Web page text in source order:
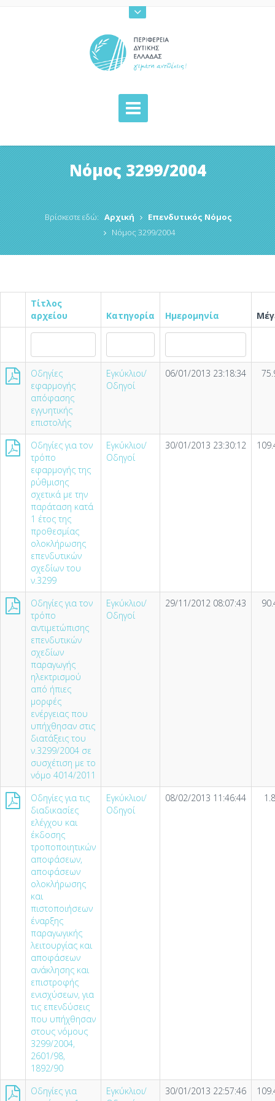
Νόμος 3299/2004
Βρίσκεστε εδώ: Αρχική
Επενδυτικός Νόμος
Νόμος 3299/2004
Τίτλος
αρχείου
Κατηγορία Ημερομηνία
Οδηγίες
εφαρμογής
απόφασης
εγγυητικής
επιστολής
Εγκύκλιοι/
Οδηγοί
06/01/2013 23:18:34
Οδηγίες για τον
τρόπο
εφαρμογής της
ρύθμισης
σχετικά με την
παράταση κατά
1 έτος της
προθεσμίας
ολοκλήρωσης
επενδυτικών
σχεδίων του
ν.3299
Εγκύκλιοι/
Οδηγοί
30/01/2013 23:30:12
Οδηγίες για τον
τρόπο
αντιμετώπισης
επενδυτικών
σχεδίων
παραγωγής
ηλεκτρισμού
από ήπιες
μορφές
ενέργειας που
υπήχθησαν στις
διατάξεις του
ν.3299/2004 σε
συσχέτιση με το
νόμο 4014/2011
Εγκύκλιοι/
Οδηγοί
29/11/2012 08:07:43
Οδηγίες για τις
διαδικασίες
ελέγχου και
έκδοσης
τροποποιητικών
αποφάσεων,
αποφάσεων
ολοκλήρωσης
και
πιστοποιήσεων
έναρξης
παραγωγικής
λειτουργίας και
αποφάσεων
ανάκλησης και
επιστροφής
ενισχύσεων, για
τις επενδύσεις
που υπήχθησαν
στους νόμους
3299/2004,
2601/98,
1892/90
Εγκύκλιοι/
Οδηγοί
08/02/2013 11:46:44
Οδηγίες για
Εγκύκλιοι/
30/01/2013 22:57:46